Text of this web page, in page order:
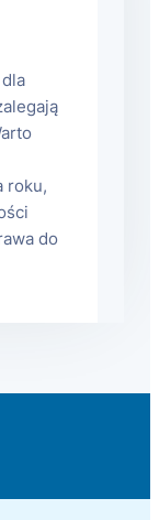
roku,
do